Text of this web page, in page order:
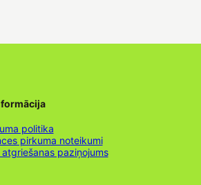
politika
pirkuma noteikumi
atgriešanas paziņojums